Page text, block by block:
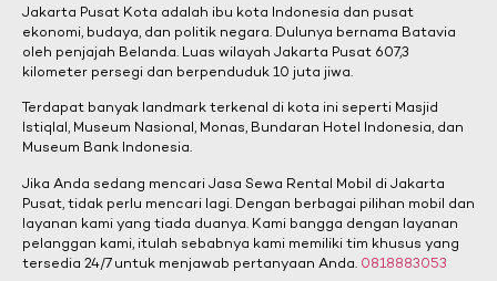
Jakarta Pusat Kota adalah ibu kota Indonesia dan pusat
ekonomi, budaya, dan politik negara. Dulunya bernama Batavia
oleh penjajah Belanda. Luas wilayah Jakarta Pusat 607,3
kilometer persegi dan berpenduduk 10 juta jiwa.
Terdapat banyak landmark terkenal di kota ini seperti Masjid
Istiqlal, Museum Nasional, Monas, Bundaran Hotel Indonesia, dan
Museum Bank Indonesia.
Jika Anda sedang mencari Jasa Sewa Rental Mobil di Jakarta
Pusat, tidak perlu mencari lagi. Dengan berbagai pilihan mobil dan
layanan kami yang tiada duanya. Kami bangga dengan layanan
pelanggan kami, itulah sebabnya kami memiliki tim khusus yang
tersedia 24/7 untuk menjawab pertanyaan Anda. 0818883053